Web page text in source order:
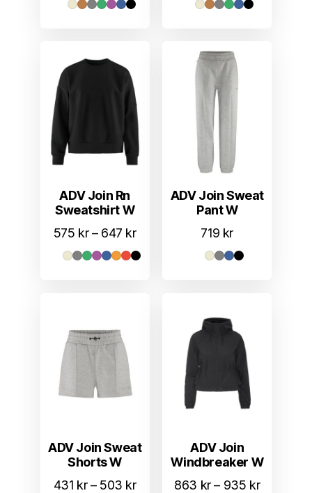
ADV Join Rn
Sweatshirt W
575 kr – 647 krPrisområde:
575 kr
ADV Join Sweat
Pant W
719 kr
ADV Join Sweat
Shorts W
431 kr – 503 krPrisområde:
ADV Join
Windbreaker W
863 kr – 935 kr